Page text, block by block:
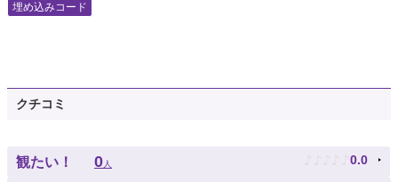
埋め込みコード
クチコミ
観たい！ 0人 ♪ ♪ ♪ ♪ ♪ 0.0